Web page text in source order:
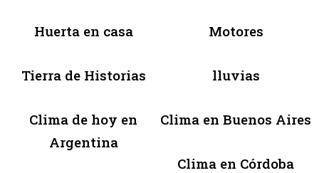
Huerta en casa Motores
Tierra de Historias lluvias
Clima de hoy en
Argentina
Clima en Buenos Aires
Clima en Córdoba